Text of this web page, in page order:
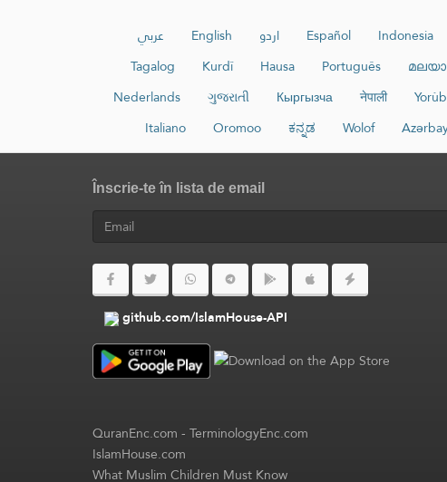
عربي English اردو Español Indonesia
Tagalog
Kurdî Hausa Português
Nederlands
ગુજરાતી Кыргызча नेपाली
Italiano
Oromoo ಕನ್ನಡ Wolof
Înscrie-te în lista de email
github.com/IslamHouse-API
QuranEnc.com-TerminologyEnc.com
IslamHouse.com
What Muslim Children Must Know